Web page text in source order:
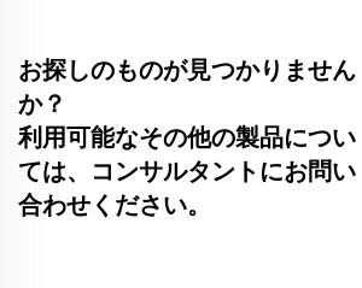
お探しのものが見つかりません
か？
利用可能なその他の製品につい
ては、コンサルタントにお問い
合わせください。